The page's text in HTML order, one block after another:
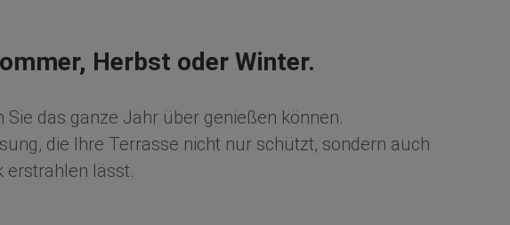
Herbst oder Winter.
das ganze Jahr über genießen können.
die Ihre Terrasse nicht nur schützt, sondern auch
erstrahlen lässt.